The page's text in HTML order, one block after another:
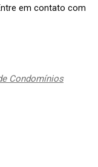
em contato com
Condomínios